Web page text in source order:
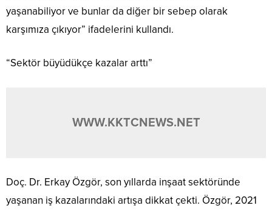
yaşanabiliyor ve bunlar da diğer bir sebep olarak
karşımıza çıkıyor” ifadelerini kullandı.
“Sektör büyüdükçe kazalar arttı”
WWW.KKTCNEWS.NET
Doç. Dr. Erkay Özgör, son yıllarda inşaat sektöründe
yaşanan iş kazalarındaki artışa dikkat çekti. Özgör, 2021